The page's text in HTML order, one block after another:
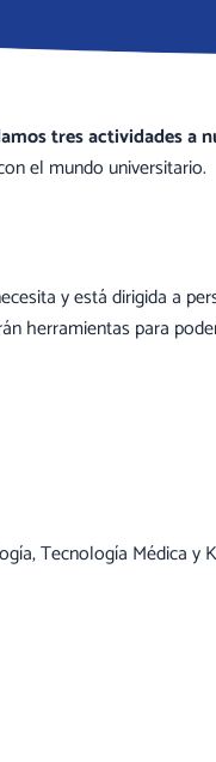
tres actividades a
el mundo universitario.
y está dirigida a
herramientas para
Tecnología Médica y